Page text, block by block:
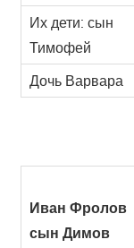
Их дети: сын
Тимофей
Дочь Варвара
Иван Фролов
сын Димов